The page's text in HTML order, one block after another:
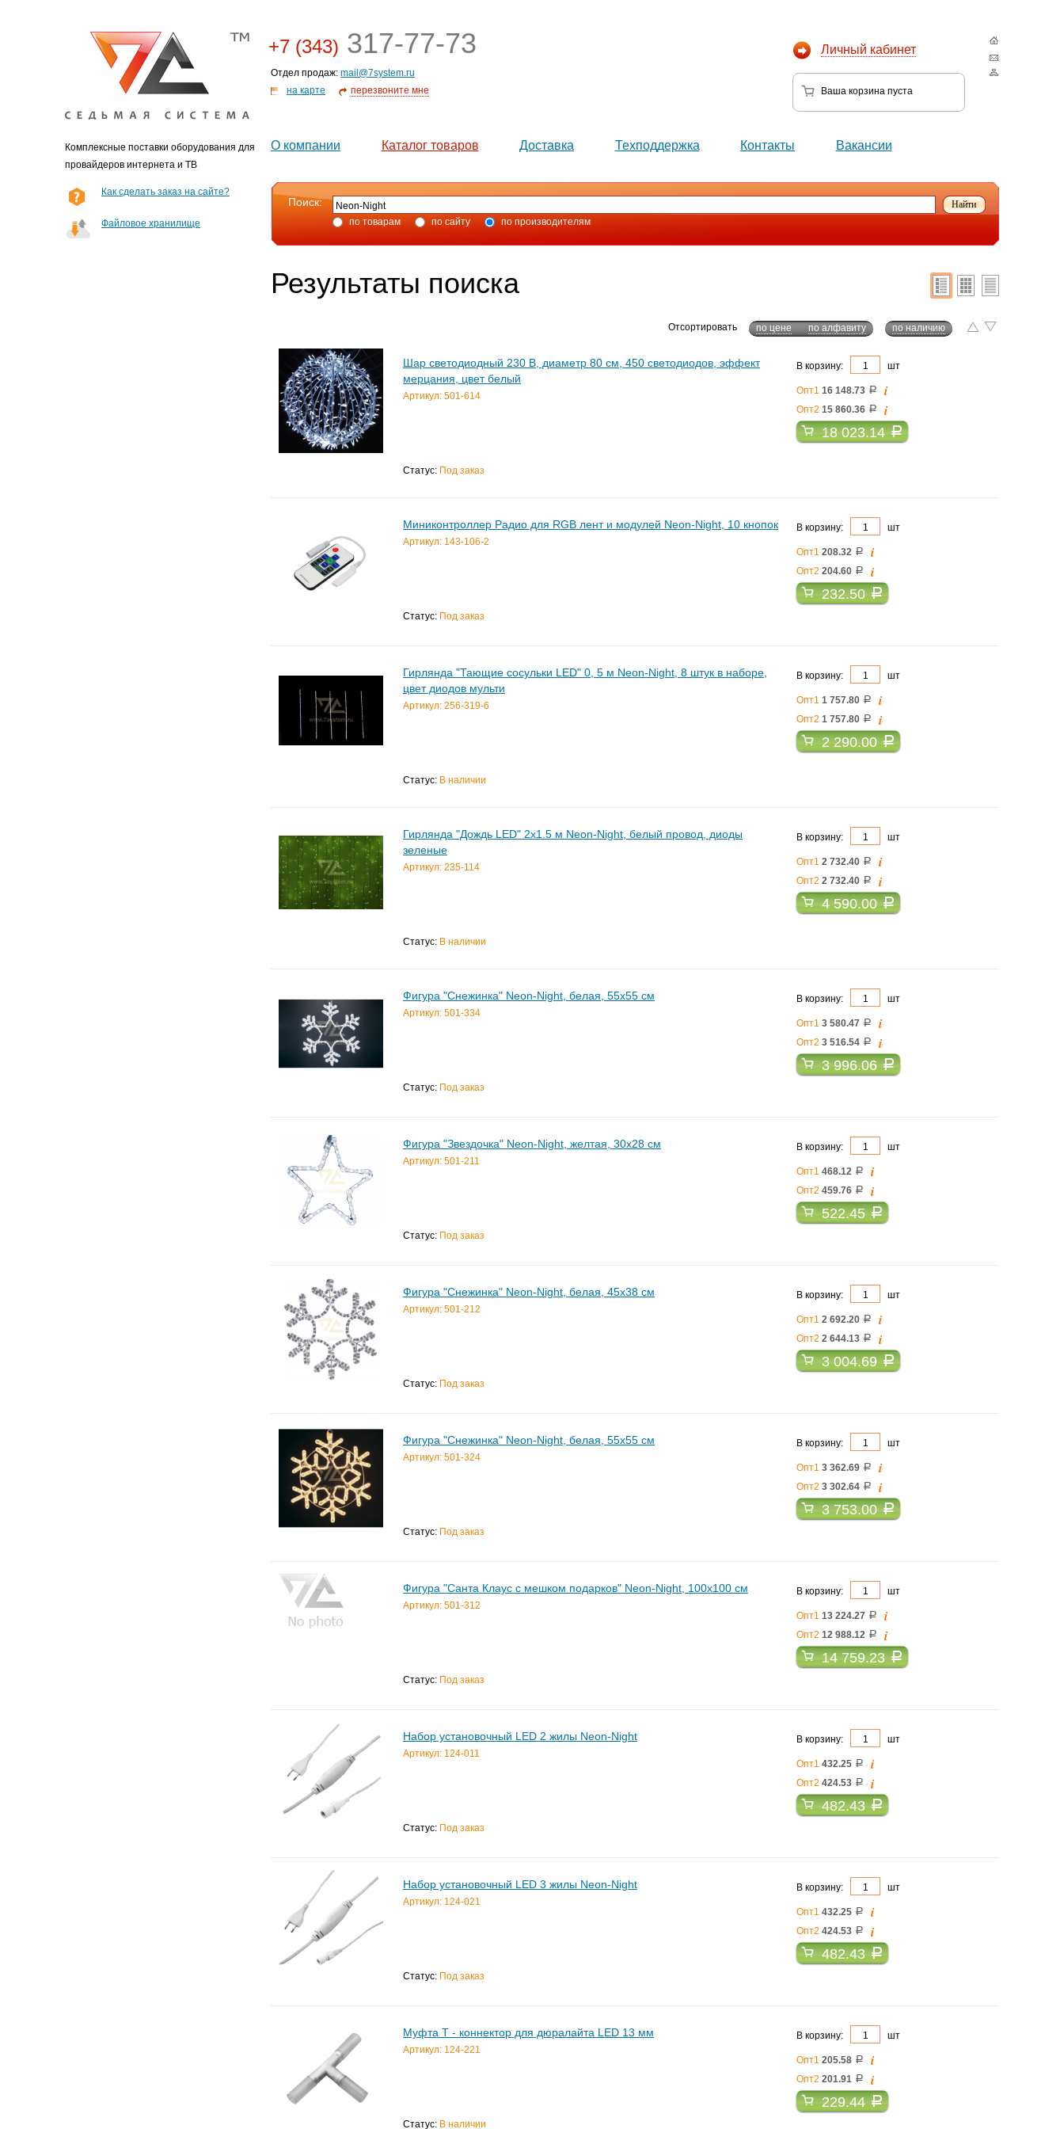
Комплексные поставки оборудования для
провайдеров интернета и ТВ
Личный кабинет
Ваша корзина пуста
+7 (343) 317-77-73
Отдел продаж: mail@7system.ru
на карте
перезвоните мне
О компании Каталог товаров Доставка Техподдержка Контакты Вакансии
Как сделать заказ на сайте?
Файловое хранилище
Поиск:
по товарам по сайту по производителям
Результаты поиска
Отсортировать по цене по алфавиту по наличию
Шар светодиодный 230 В, диаметр 80 см, 450 светодиодов, эффект
мерцания, цвет белый
Артикул: 501-614
Статус: Под заказ
В корзину: шт
Опт1 16 148.73 a i
Опт2 15 860.36 a i
18 023.14a
Миниконтроллер Радио для RGB лент и модулей Neon-Night, 10 кнопок
Артикул: 143-106-2
Статус: Под заказ
В корзину: шт
Опт1 208.32 a i
Опт2 204.60 a i
232.50a
Гирлянда "Тающие сосульки LED" 0, 5 м Neon-Night, 8 штук в наборе,
цвет диодов мульти
Артикул: 256-319-6
Статус: В наличии
В корзину: шт
Опт1 1 757.80 a i
Опт2 1 757.80 a i
2 290.00a
Гирлянда "Дождь LED" 2х1.5 м Neon-Night, белый провод, диоды
зеленые
Артикул: 235-114
Статус: В наличии
В корзину: шт
Опт1 2 732.40 a i
Опт2 2 732.40 a i
4 590.00a
Фигура "Снежинка" Neon-Night, белая, 55x55 см
Артикул: 501-334
Статус: Под заказ
В корзину: шт
Опт1 3 580.47 a i
Опт2 3 516.54 a i
3 996.06a
Фигура "Звездочка" Neon-Night, желтая, 30x28 см
Артикул: 501-211
Статус: Под заказ
В корзину: шт
Опт1 468.12 a i
Опт2 459.76 a i
522.45a
Фигура "Снежинка" Neon-Night, белая, 45x38 см
Артикул: 501-212
Статус: Под заказ
В корзину: шт
Опт1 2 692.20 a i
Опт2 2 644.13 a i
3 004.69a
Фигура "Снежинка" Neon-Night, белая, 55x55 см
Артикул: 501-324
Статус: Под заказ
В корзину: шт
Опт1 3 362.69 a i
Опт2 3 302.64 a i
3 753.00a
Фигура "Санта Клаус с мешком подарков" Neon-Night, 100x100 см
Артикул: 501-312
Статус: Под заказ
В корзину: шт
Опт1 13 224.27 a i
Опт2 12 988.12 a i
14 759.23a
Набор установочный LED 2 жилы Neon-Night
Артикул: 124-011
Статус: Под заказ
В корзину: шт
Опт1 432.25 a i
Опт2 424.53 a i
482.43a
Набор установочный LED 3 жилы Neon-Night
Артикул: 124-021
Статус: Под заказ
В корзину: шт
Опт1 432.25 a i
Опт2 424.53 a i
482.43a
Муфта T - коннектор для дюралайта LED 13 мм
Артикул: 124-221
Статус: В наличии
В корзину: шт
Опт1 205.58 a i
Опт2 201.91 a i
229.44a